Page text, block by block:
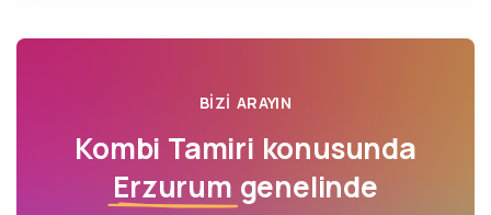
BIZI ARAYIN
Kombi Tamiri konusunda
Erzurum genelinde